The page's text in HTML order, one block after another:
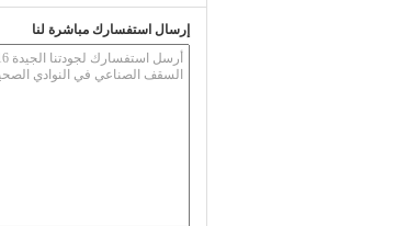
إرسال استفسارك مباشرة لنا